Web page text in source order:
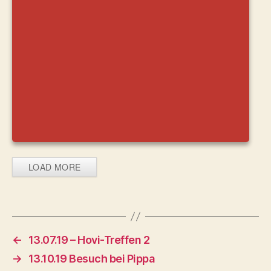
LOAD MORE
←
13.07.19 – Hovi-Treffen 2
→
13.10.19 Besuch bei Pippa